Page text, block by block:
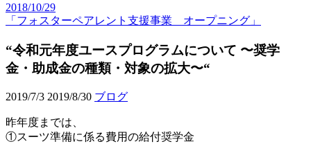
2018/10/29
「フォスターペアレント支援事業 オープニング」
“令和元年度ユースプログラムについて 〜奨学
金・助成金の種類・対象の拡大〜“
2019/7/3 2019/8/30 ブログ
昨年度までは、
①スーツ準備に係る費用の給付奨学金